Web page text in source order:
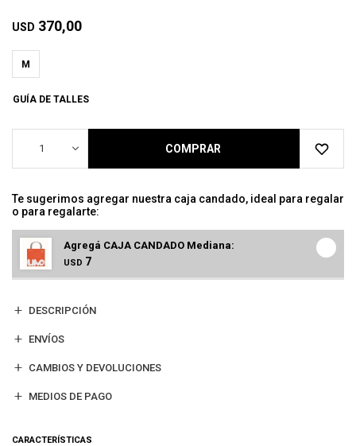
USD 370,00
M
GUÍA DE TALLES
1 COMPRAR
Te sugerimos agregar nuestra caja candado, ideal para regalar
o para regalarte:
Agregá CAJA CANDADO Mediana:
USD 7
DESCRIPCIÓN
ENVÍOS
CAMBIOS Y DEVOLUCIONES
MEDIOS DE PAGO
CARACTERÍSTICAS